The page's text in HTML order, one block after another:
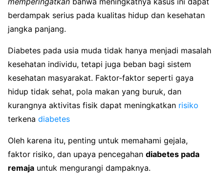
berdampak serius pada kualitas hidup dan kesehatan
jangka panjang.
Diabetes pada usia muda tidak hanya menjadi masalah
kesehatan individu, tetapi juga beban bagi sistem
kesehatan masyarakat. Faktor-faktor seperti gaya
hidup tidak sehat, pola makan yang buruk, dan
kurangnya aktivitas fisik dapat meningkatkan risiko
terkena diabetes
Oleh karena itu, penting untuk memahami gejala,
faktor risiko, dan upaya pencegahan diabetes pada
remaja untuk mengurangi dampaknya.